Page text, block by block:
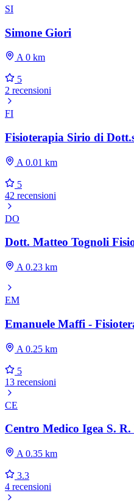
SI
Simone Giori
A 0 km
5
2 recensioni
FI
Fisioterapia Sirio di
A 0.01 km
5
42 recensioni
DO
Dott. Matteo Tognoli
A 0.23 km
EM
Emanuele Maffi -
A 0.25 km
5
13 recensioni
CE
Centro Medico Igea S.
A 0.35 km
3.3
4 recensioni